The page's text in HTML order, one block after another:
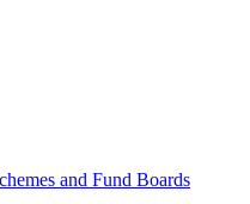
and Fund Boards